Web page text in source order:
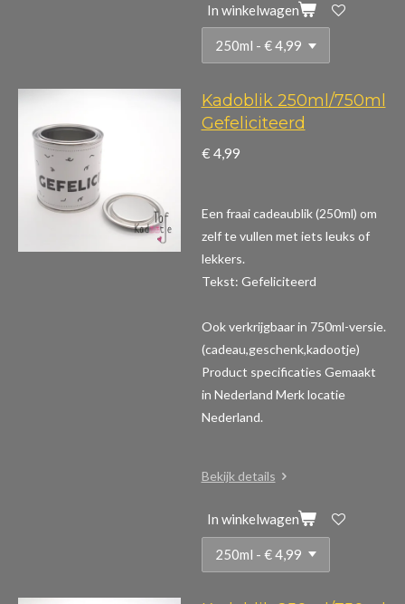
In winkelwagen
Kadoblik 250ml/750ml
Gefeliciteerd
€ 4,99
Een fraai cadeaublik (250ml) om
zelf te vullen met iets leuks of
lekkers.
Tekst: Gefeliciteerd
Ook verkrijgbaar in 750ml-versie.
(cadeau,geschenk,kadootje)
Product specificaties Gemaakt
in Nederland Merk locatie
Nederland.
Bekijk details
In winkelwagen